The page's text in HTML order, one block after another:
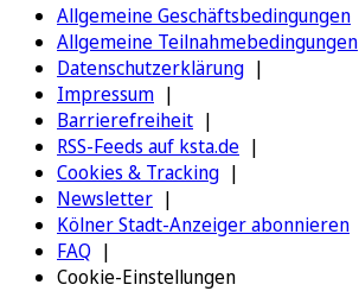
Allgemeine Geschäftsbedingungen
Allgemeine Teilnahmebedingungen
Datenschutzerklärung
Impressum
Barrierefreiheit
RSS-Feeds auf ksta.de
Cookies & Tracking
Newsletter
Kölner Stadt-Anzeiger abonnieren
FAQ
Cookie-Einstellungen